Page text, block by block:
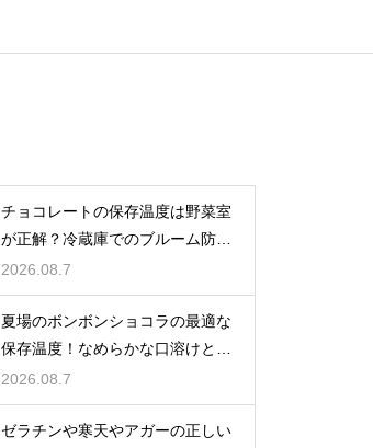
チョコレートの保存温度は野菜室
が正解？冷蔵庫でのブルーム防止
策
2026.08.7
夏場のボンボンショコラの最適な
保存温度！なめらかな口溶けと美
しいツヤを保つための管理方法
2026.08.7
ゼラチンや寒天やアガーの正しい